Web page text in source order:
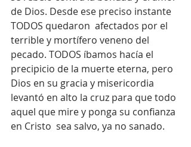
de Dios. Desde ese preciso instante
TODOS quedaron  afectados por el
terrible y mortífero veneno del
pecado. TODOS íbamos hacía el
precipicio de la muerte eterna, pero
Dios en su gracia y misericordia
levantó en alto la cruz para que todo
aquel que mire y ponga su confianza
en Cristo  sea salvo, ya no sanado.